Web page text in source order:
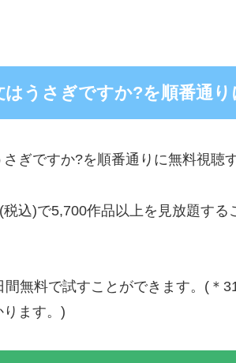
はうさぎですか?を順番通
さぎですか?を順番通りに無料視聴
税込)で5,700作品以上を見放題す
間無料で試すことができます。(＊
ます。)